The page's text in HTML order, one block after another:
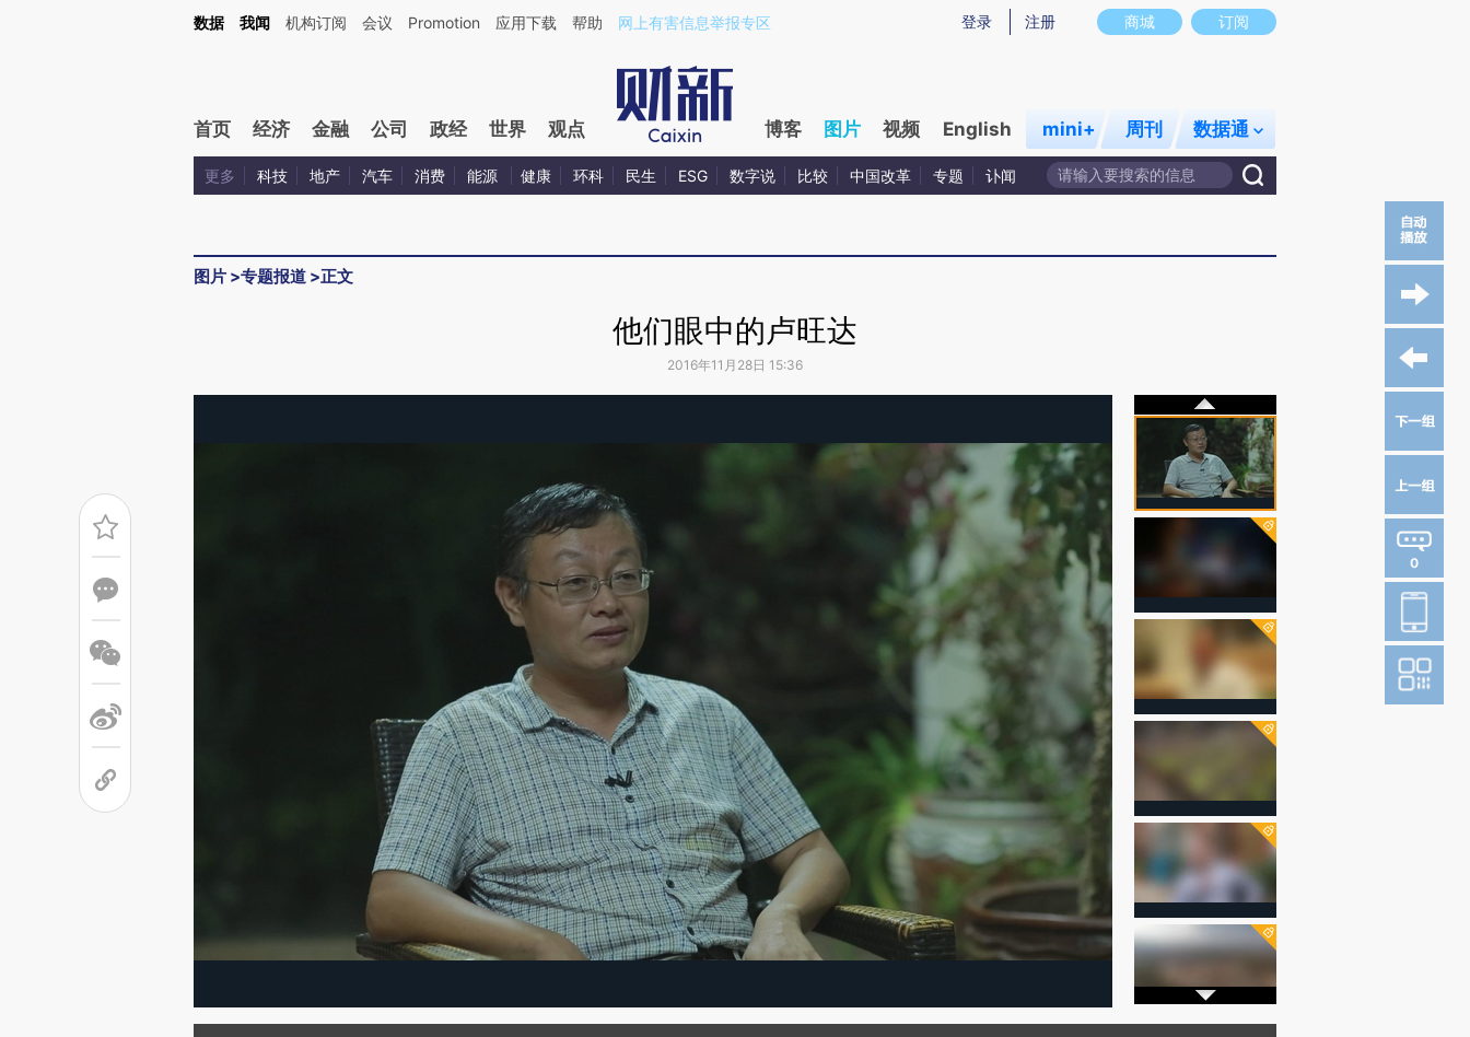
商城 订阅
登录 注册
数据 我闻 机构订阅 会议 Promotion 应用下载 帮助 网上有害信息举报专区
首页 经济 金融 公司 政经 世界 观点 博客 图片 视频 English mini+ 周刊 数据通
更多 科技 地产 汽车 消费 能源 健康 环科 民生 ESG 数字说 比较 中国改革 专题 讣闻
图片 >专题报道 >正文
他们眼中的卢旺达
2016年11月28日 15:36
0